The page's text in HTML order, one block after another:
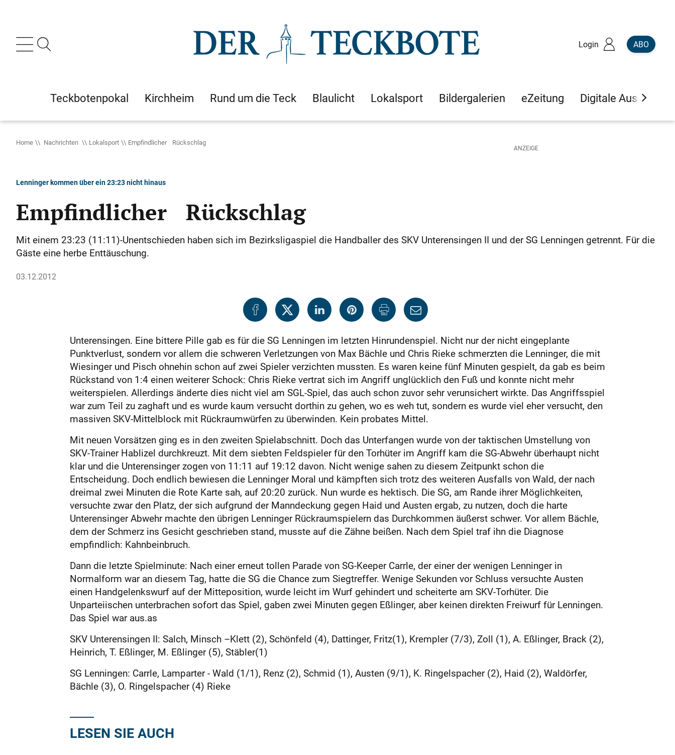
Login ABO
Teckbotenpokal Kirchheim Rund um die Teck Blaulicht Lokalsport Bildergalerien eZeitung Digitale Ausgaben
Home Nachrichten Lokalsport Empfindlicher Rückschlag
Lenninger kommen über ein 23:23 nicht hinaus
Empfindlicher Rückschlag
Mit einem 23:23 (11:11)-Unentschieden haben sich im Bezirksligaspiel die Handballer des SKV Unterensingen II und der SG Lenningen getrennt. Für die
Gäste eine herbe Enttäuschung.
03.12.2012
Unterensingen. Eine bittere Pille gab es für die SG Lenningen im letzten Hinrundenspiel. Nicht nur der nicht eingeplante
Punktverlust, sondern vor allem die schweren Verletzungen von Max Bächle und Chris Rieke schmerzten die Lenninger, die mit
Wiesinger und Pisch ohnehin schon auf zwei Spieler verzichten mussten. Es waren keine fünf Minuten gespielt, da gab es beim
Rückstand von 1:4 einen weiterer Schock: Chris Rieke vertrat sich im Angriff unglücklich den Fuß und konnte nicht mehr
weiterspielen. Allerdings änderte dies nicht viel am SGL-Spiel, das auch schon zuvor sehr verunsichert wirkte. Das Angriffsspiel
war zum Teil zu zaghaft und es wurde kaum versucht dorthin zu gehen, wo es weh tut, sondern es wurde viel eher versucht, den
massiven SKV-Mittelblock mit Rückraumwürfen zu überwinden. Kein probates Mittel.
Mit neuen Vorsätzen ging es in den zweiten Spielabschnitt. Doch das Unterfangen wurde von der taktischen Umstellung von
SKV-Trainer Hablizel durchkreuzt. Mit dem siebten Feldspieler für den Torhüter im Angriff kam die SG-Abwehr überhaupt nicht
klar und die Unterensinger zogen von 11:11 auf 19:12 davon. Nicht wenige sahen zu diesem Zeitpunkt schon die
Entscheidung. Doch endlich bewiesen die Lenninger Moral und kämpften sich trotz des weiteren Ausfalls von Wald, der nach
dreimal zwei Minuten die Rote Karte sah, auf 20:20 zurück. Nun wurde es hektisch. Die SG, am Rande ihrer Möglichkeiten,
versuchte zwar den Platz, der sich aufgrund der Manndeckung gegen Haid und Austen ergab, zu nutzen, doch die harte
Unterensinger Abwehr machte den übrigen Lenninger Rückraumspielern das Durchkommen äußerst schwer. Vor allem Bächle,
dem der Schmerz ins Gesicht geschrieben stand, musste auf die Zähne beißen. Nach dem Spiel traf ihn die Diagnose
empfindlich: Kahnbeinbruch.
Dann die letzte Spielminute: Nach einer erneut tollen Parade von SG-Keeper Carrle, der einer der wenigen Lenninger in
Normalform war an diesem Tag, hatte die SG die Chance zum Siegtreffer. Wenige Sekunden vor Schluss versuchte Austen
einen Handgelenkswurf auf der Mitteposition, wurde leicht im Wurf gehindert und scheiterte am SKV-Torhüter. Die
Unparteiischen unterbrachen sofort das Spiel, gaben zwei Minuten gegen Eßlinger, aber keinen direkten Freiwurf für Lenningen.
Das Spiel war aus.as
SKV Unterensingen II: Salch, Minsch –Klett (2), Schönfeld (4), Dattinger, Fritz(1), Krempler (7/3), Zoll (1), A. Eßlinger, Brack (2),
Heinrich, T. Eßlinger, M. Eßlinger (5), Stäbler(1)
SG Lenningen: Carrle, Lamparter - Wald (1/1), Renz (2), Schmid (1), Austen (9/1), K. Ringelspacher (2), Haid (2), Waldörfer,
Bächle (3), O. Ringelspacher (4) Rieke
LESEN SIE AUCH